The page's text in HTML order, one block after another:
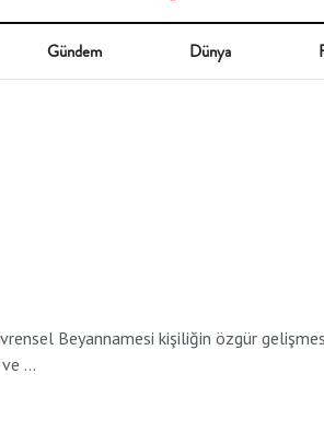
Gündem Dünya
Beyannamesi kişiliğin özgür
...